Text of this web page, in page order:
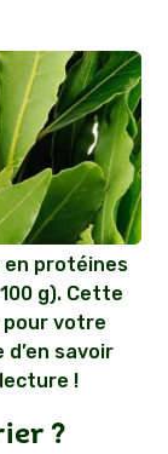
en protéines
g). Cette
votre
savoir
!
?